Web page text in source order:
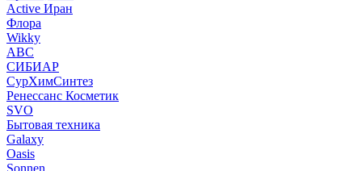
Аctive Иран
Флора
Wikky
АВС
СИБИАР
СурХимСинтез
Ренессанс Косметик
SVO
Бытовая техника
Galaxy
Oasis
Sonnen